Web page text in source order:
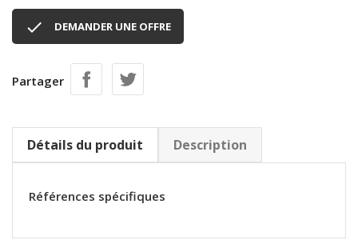
 DEMANDER UNE OFFRE
Partager
Détails du produit Description
Références spécifiques